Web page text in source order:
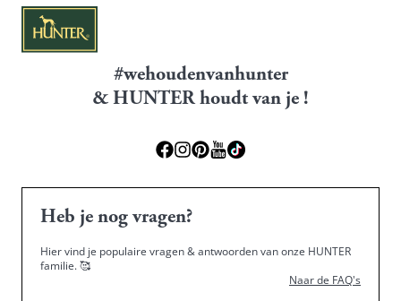
#wehoudenvanhunter
& HUNTER houdt van je !
Heb je nog vragen?
Hier vind je populaire vragen & antwoorden van onze HUNTER
familie.🥰
Naar de FAQ's